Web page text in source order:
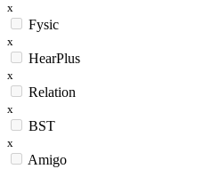
x
Fysic
x
HearPlus
x
Relation
x
BST
x
Amigo